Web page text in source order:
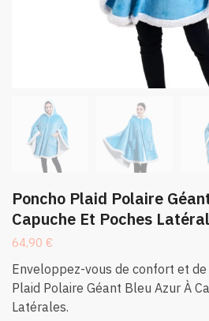
Poncho Plaid Polaire
Capuche Et Poches
64,90 €
Enveloppez-vous de confort et
Plaid Polaire Géant Bleu Azur À
Latérales.